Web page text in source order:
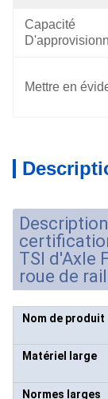
Capacité
Mettre en
TSI d'Axle
roue de
Nom de produit
Matériel large
Normes larges